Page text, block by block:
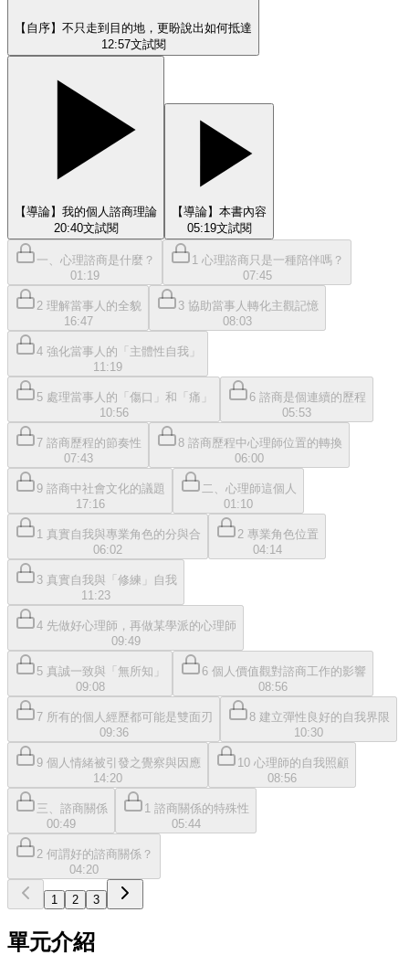
【自序】不只走到目的地，更盼說出如何抵達
12:57文試閱
【導論】我的個人諮商理論
20:40文試閱
【導論】本書內容
05:19文試閱
一、心理諮商是什麼？
01:19
1 心理諮商只是一種陪伴嗎？
07:45
2 理解當事人的全貌
16:47
3 協助當事人轉化主觀記憶
08:03
4 強化當事人的「主體性自我」
11:19
5 處理當事人的「傷口」和「痛」
10:56
6 諮商是個連續的歷程
05:53
7 諮商歷程的節奏性
07:43
8 諮商歷程中心理師位置的轉換
06:00
9 諮商中社會文化的議題
17:16
二、心理師這個人
01:10
1 真實自我與專業角色的分與合
06:02
2 專業角色位置
04:14
3 真實自我與「修練」自我
11:23
4 先做好心理師，再做某學派的心理師
09:49
5 真誠一致與「無所知」
09:08
6 個人價值觀對諮商工作的影響
08:56
7 所有的個人經歷都可能是雙面刃
09:36
8 建立彈性良好的自我界限
10:30
9 個人情緒被引發之覺察與因應
14:20
10 心理師的自我照顧
08:56
三、諮商關係
00:49
1 諮商關係的特殊性
05:44
2 何謂好的諮商關係？
04:20
1 2 3
單元介紹